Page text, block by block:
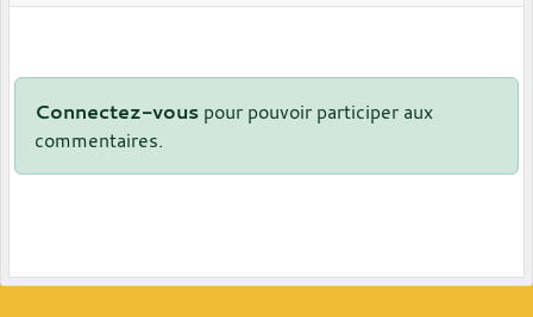
Connectez-vous pour pouvoir participer aux
commentaires.